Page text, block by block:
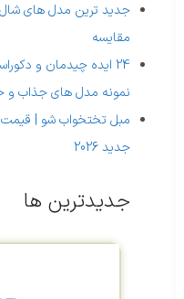
جدید ترین مدل های
مقایسه
24 ایده چیدمان و
نمونه مدل های جذاب و
جدید 2026
جدیدترین ها